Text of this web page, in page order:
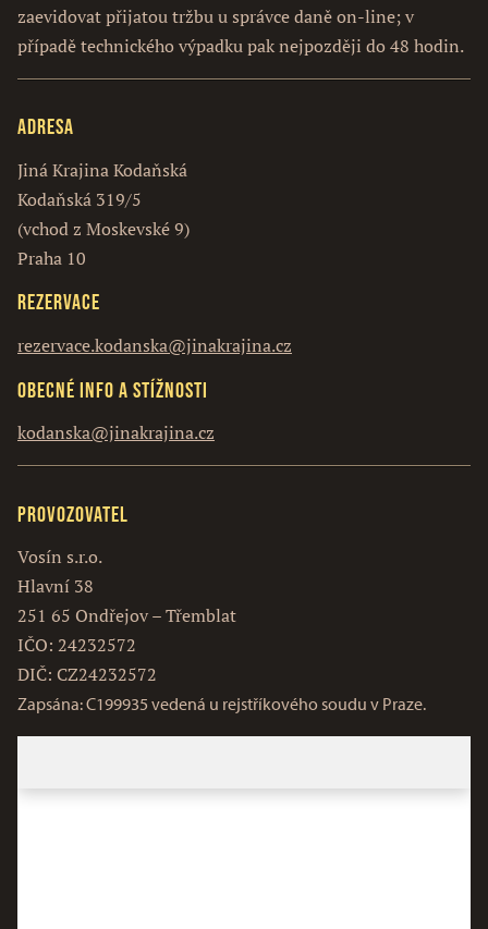
zaevidovat přijatou tržbu u správce daně on-line; v
případě technického výpadku pak nejpozději do 48 hodin.
Adresa
Jiná Krajina Kodaňská
Kodaňská 319/5
(vchod z Moskevské 9)
Praha 10
Rezervace
rezervace.kodanska@jinakrajina.cz
Obecné info a stížnosti
kodanska@jinakrajina.cz
Provozovatel
Vosín s.r.o.
Hlavní 38
251 65 Ondřejov – Třemblat
IČO: 24232572
DIČ: CZ24232572
Zapsána: C199935 vedená u rejstříkového soudu v Praze.